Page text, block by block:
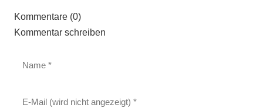
Kommentare (0)
Kommentar schreiben